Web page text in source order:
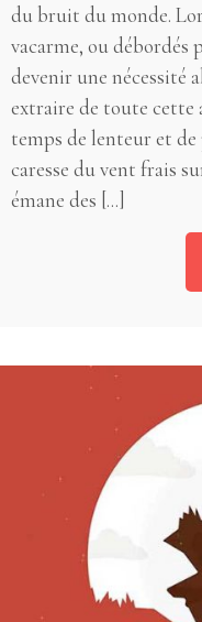
du bruit du monde.
vacarme, ou débordés
devenir une nécessité
extraire de toute cette
temps de lenteur et
caresse du vent frais
émane des [...]